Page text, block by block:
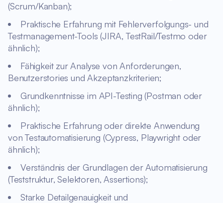
(Scrum/Kanban);
Praktische Erfahrung mit Fehlerverfolgungs- und
Testmanagement-Tools (JIRA, TestRail/Testmo oder
ähnlich);
Fähigkeit zur Analyse von Anforderungen,
Benutzerstories und Akzeptanzkriterien;
Grundkenntnisse im API-Testing (Postman oder
ähnlich);
Praktische Erfahrung oder direkte Anwendung
von Testautomatisierung (Cypress, Playwright oder
ähnlich);
Verständnis der Grundlagen der Automatisierung
(Teststruktur, Selektoren, Assertions);
Starke Detailgenauigkeit und